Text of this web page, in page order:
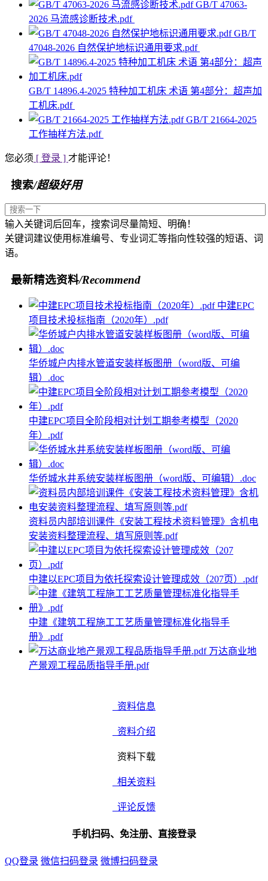
GB/T 47063-
2026 马流感诊断技术.pdf
GB/T
47048-2026 自然保护地标识通用要求.pdf
GB/T 14896.4-2025 特种加工机床 术语 第4部分：超声加
工机床.pdf
GB/T 21664-2025
工作抽样方法.pdf
您必须 [ 登录 ] 才能评论！
搜索/超级好用
输入关键词后回车，搜索词尽量简短、明确！
关键词建议使用标准编号、专业词汇等指向性较强的短语、词
语。
最新精选资料/Recommend
中建EPC
项目技术投标指南（2020年）.pdf
华侨城户内排水管道安装样板图册（word版、可编
辑）.doc
中建EPC项目全阶段相对计划工期参考模型（2020
年）.pdf
华侨城水井系统安装样板图册（word版、可编辑）.doc
资料员内部培训课件《安装工程技术资料管理》含机电
安装资料整理流程、填写原则等.pdf
中建以EPC项目为依托探索设计管理成效（207页）.pdf
中建《建筑工程施工工艺质量管理标准化指导手
册》.pdf
万达商业地
产景观工程品质指导手册.pdf
资料信息
资料介绍
资料下载
相关资料
评论反馈
手机扫码、免注册、直接登录
QQ登录 微信扫码登录 微博扫码登录